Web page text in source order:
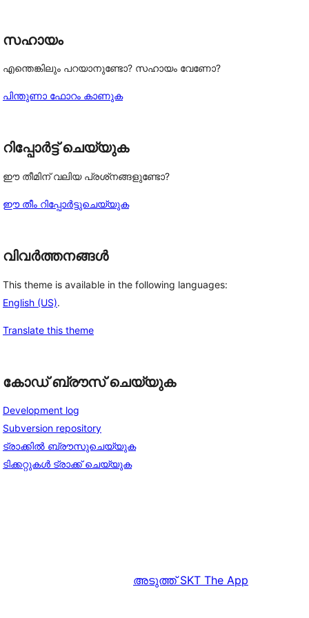
സഹായം
എന്തെങ്കിലും പറയാനുണ്ടോ? സഹായം വേണോ?
പിന്തുണാ ഫോറം കാണുക
റിപ്പോർട്ട് ചെയ്യുക
ഈ തീമിന് വലിയ പ്രശ്‌നങ്ങളുണ്ടോ?
ഈ തീം റിപ്പോർട്ടുചെയ്യുക
വിവർത്തനങ്ങൾ
This theme is available in the following languages:
English (US).
Translate this theme
കോഡ് ബ്രൗസ് ചെയ്യുക
Development log
Subversion repository
ട്രാക്കിൽ ബ്രൗസുചെയ്യുക
ടിക്കറ്റുകൾ ട്രാക്ക് ചെയ്യുക
അടുത്ത്SKT The App